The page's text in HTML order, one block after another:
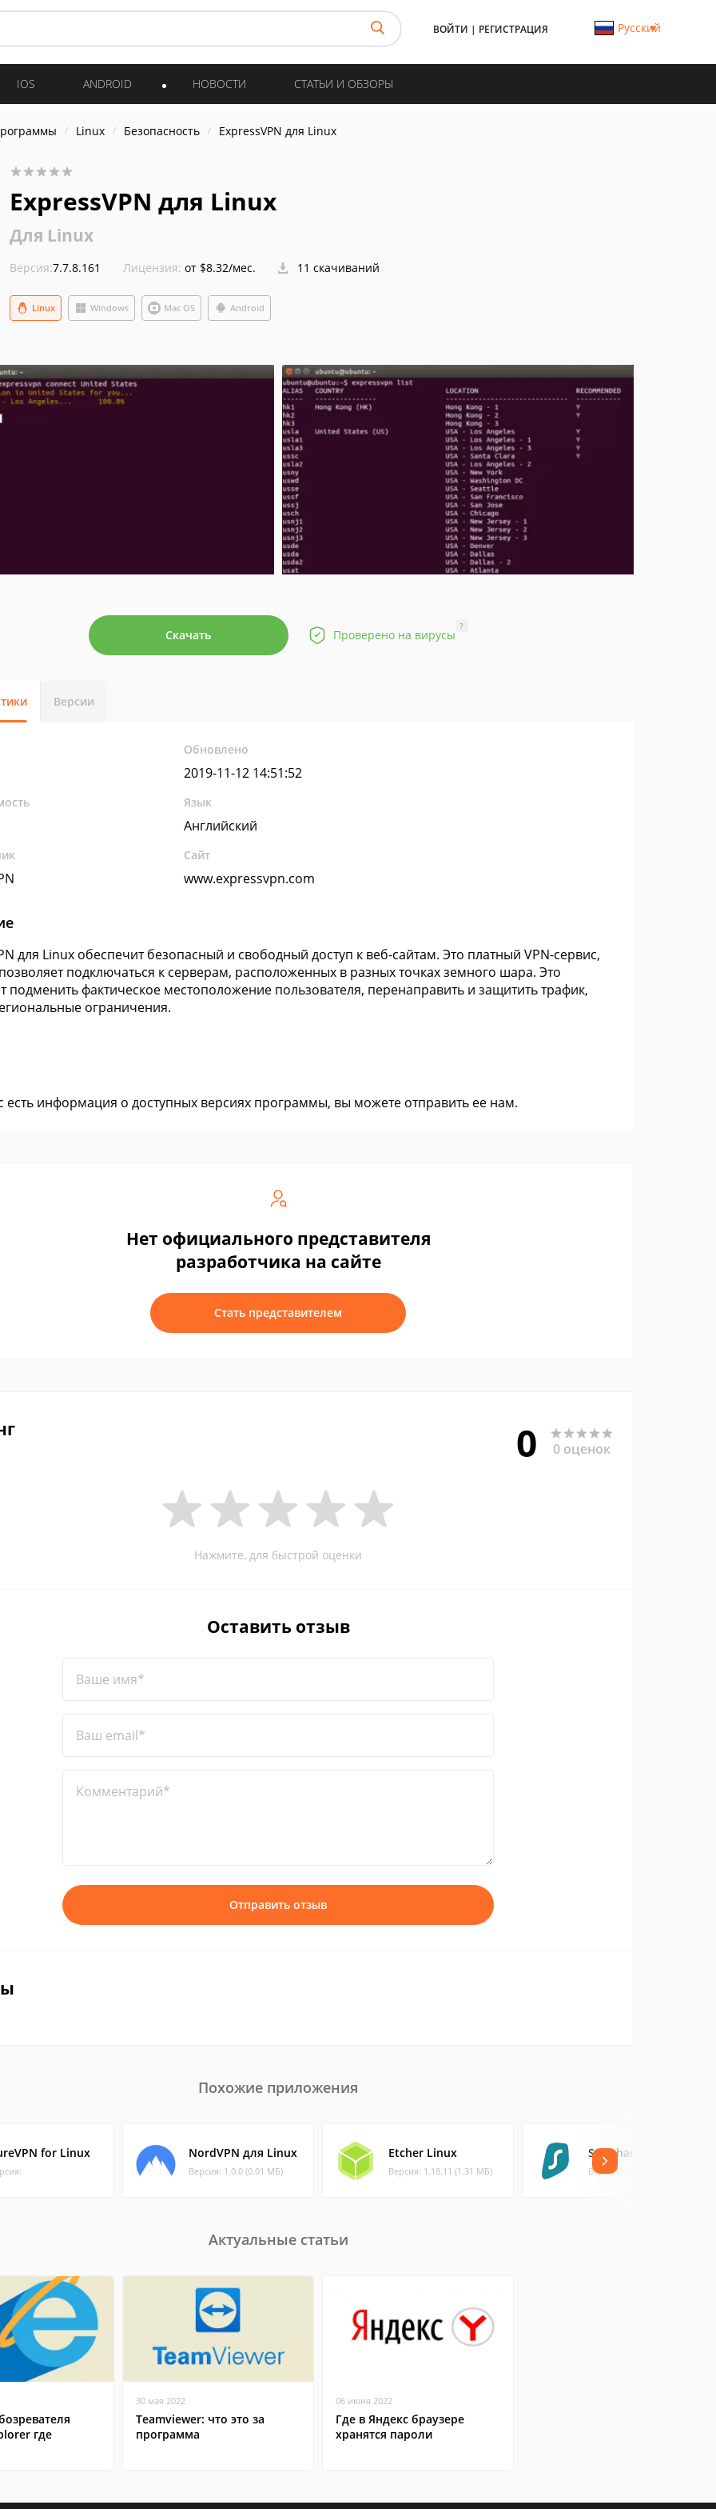
ВОЙТИ | РЕГИСТРАЦИЯ Русский
IOS ANDROID НОВОСТИ СТАТЬИ И ОБЗОРЫ
Linux Безопасность ExpressVPN для Linux
ExpressVPN для Linux
Для Linux
Версия:7.7.8.161 Лицензия: от $8.32/мес. 11 скачиваний
Windows Mac OS
Linux Android
Скачать Проверено на вирусы
?
Версии
Обновлено
2019-11-12 14:51:52
Язык
Английский
Сайт
www.expressvpn.com
для Linux обеспечит безопасный и свободный доступ к веб-сайтам. Это платный VPN-сервис,
подключаться к серверам, расположенных в разных точках земного шара. Это
подменить фактическое местоположение пользователя, перенаправить и защитить трафик,
ограничения.
есть информация о доступных версиях программы, вы можете отправить ее нам.
Нет официального представителя
разработчика на сайте
Стать представителем
0 0 оценок
Нажмите, для быстрой оценки
Оставить отзыв
Ваше имя*
Ваш email*
Комментарий*
Отправить отзыв
Похожие приложения
for Linux NordVPN для Linux
Версия: 1.0.0 (0.01 МБ)
Etcher Linux
Версия: 1.18.11 (1.31 МБ)
Surfshark для Linux
Версия: 1.0.0 (0 МБ)
Актуальные статьи
где
30 мая 2022
Teamviewer: что это за
программа
06 июня 2022
Где в Яндекс браузере
хранятся пароли